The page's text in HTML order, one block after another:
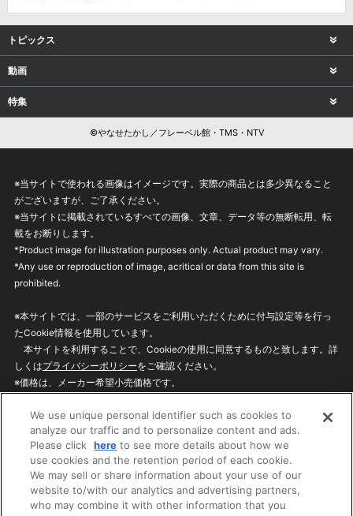
トピックス
動画
特集
©やなせたかし／フレーベル館・TMS・NTV
※当サイトで使われる画像はイメージです。実際の商品とは多少異なること
がございますが、ご了承ください。
※当サイトに掲載されているすべての画像、文章、データ等の無断転用、転
載をお断りします。
*Product image for illustration purposes only. Actual product may vary.
*Any use or reproduction of image, acritical or data from this site is
prohibited.
※本サイトでは、一部のサービスをご利用いただくために付与設定等を行っ
たCookie情報を使用しています。
本サイトを利用することで、Cookieの使用に同意するものと致します。詳
しくはプライバシーポリシーをご確認ください。
※価格は、メーカー希望小売価格です。
ざいますのでご了承ください。
privacypolicy
Do Not Sell or Share My
Personal Information
ウェブサイトご利用条件
ソーシャルメディアポリシー
個人情報保護方針
お問い合わせ
We use unique personal identifier such as cookies to
analyze our traffic and to personalize content and ads.
Please click here to see more details about how we
use cookies and the retention period of each cookie.
We may sell or share information about your use of our
website to/with our analytics and advertising partners,
who may combine it with other information that you